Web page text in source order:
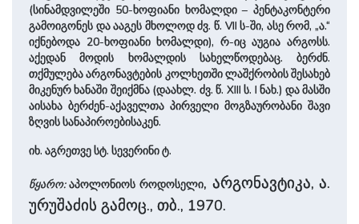
(სინამდვილეში 50-ხოფიანი ხომალდი – პენტაკონტერი
გამოიგონეს და ააგეს მხოლოდ ძვ. წ. VII ს-ში, ასე რომ, „ა.“
იქნებოდა 20-ხოფიანი ხომალდი), რ-იც აუგია არგოსს.
აქედან მოდის ხომალდის სახელწოდებაც. ბერძნ.
თქმულება არგონავტების კოლხეთში ლაშქრობის შესახებ
მიკენურ ხანაში შეიქმნა (დაახლ. ძვ. წ. XIII ს. I ნახ.) და მასში
აისახა ბერძენ-აქაველთა პირველი მოგზაურობანი შავი
ზღვის სანაპიროებისაკენ.
იხ. აგრეთვე სტ. სევერინი ტ.
წყარო:აპოლონიოს როდოსელი, არგონავტიკა, ა.
ურუშაძის გამოც., თბ., 1970.